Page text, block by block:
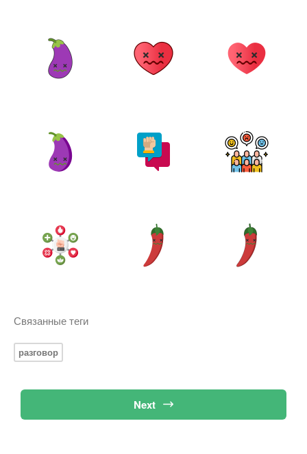
Связанные теги
разговор
Next